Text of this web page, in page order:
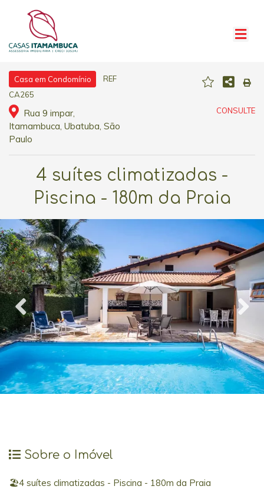
Casa em Condomínio
REF
CA265
Rua 9 impar,
Itamambuca, Ubatuba, São
Paulo
CONSULTE
4 suítes climatizadas -
Piscina - 180m da Praia
Sobre o Imóvel
🏖️4 suítes climatizadas - Piscina - 180m da Praia